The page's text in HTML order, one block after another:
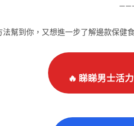
幫到你，又想進一步了解邊款保健
🔥 睇睇男士活